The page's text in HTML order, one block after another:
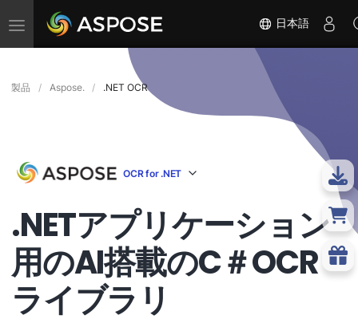
ナ
ゲ
シ
ョ
替
え
日本語
製品 Aspose. .NET OCR
OCR for .NET
.NETアプリケーション
用のAI搭載のC＃OCR
ライブラリ